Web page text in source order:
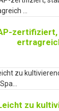
zertifiziert,
zu